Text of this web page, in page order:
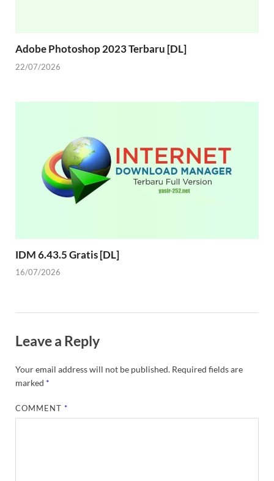
Adobe Photoshop 2023 Terbaru [DL]
22/07/2026
IDM 6.43.5 Gratis [DL]
16/07/2026
Leave a Reply
Your email address will not be published. Required fields are
marked *
COMMENT*